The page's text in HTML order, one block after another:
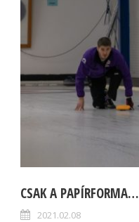
CSAK A PAPÍRFORMA…
2021.02.08